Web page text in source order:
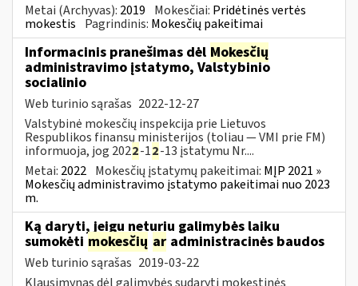
Metai (Archyvas): 2019 Mokesčiai: Pridėtinės vertės
mokestis Pagrindinis: Mokesčių pakeitimai
Informacinis pranešimas dėl Mokesčių
administravimo įstatymo, Valstybinio
socialinio
Web turinio sąrašas 2022-12-27
Valstybinė mokesčių inspekcija prie Lietuvos
Respublikos finansų ministerijos (toliau — VMI prie FM)
informuoja, jog 2022-12-13 įstatymu Nr....
Metai: 2022 Mokesčių įstatymų pakeitimai: MĮP 2021 »
Mokesčių administravimo įstatymo pakeitimai nuo 2023
m.
Ką daryti, jeigu neturiu galimybės laiku
sumokėti mokesčių ar administracinės baudos
Web turinio sąrašas 2019-03-22
Klausimynas dėl galimybės sudaryti mokestinės